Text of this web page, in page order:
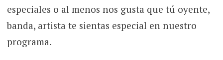
especiales o al menos nos gusta que tú oyente,
banda, artista te sientas especial en nuestro
programa.